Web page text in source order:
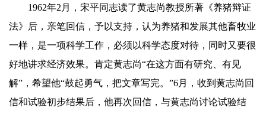
1962年2月，宋平同志读了黄志尚教授所著《养猪辩证
法》后，亲笔回信，予以支持，认为养猪和发展其他畜牧业
一样，是一项科学工作，必须以科学态度对待，同时又要很
好地讲求经济效果。肯定黄志尚“在这方面有研究、有见
解”，希望他“鼓起勇气，把文章写完。”6月，收到黄志尚回
信和试验初步结果后，他再次回信，与黄志尚讨论试验结